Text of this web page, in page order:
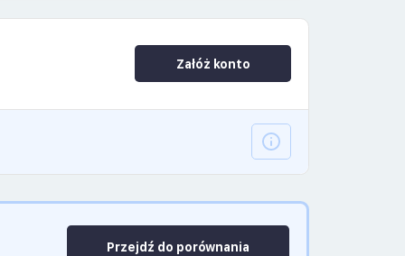
Załóż konto
Przejdź do porównania